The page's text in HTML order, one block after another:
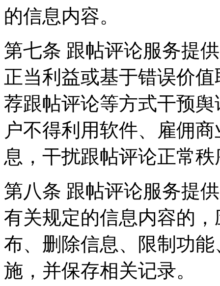
的信息内容。
第七条 跟帖评论服务提
正当利益或基于错误价
荐跟帖评论等方式干预
户不得利用软件、雇佣
息，干扰跟帖评论正常
第八条 跟帖评论服务提
有关规定的信息内容的
布、删除信息、限制功
施，并保存相关记录。